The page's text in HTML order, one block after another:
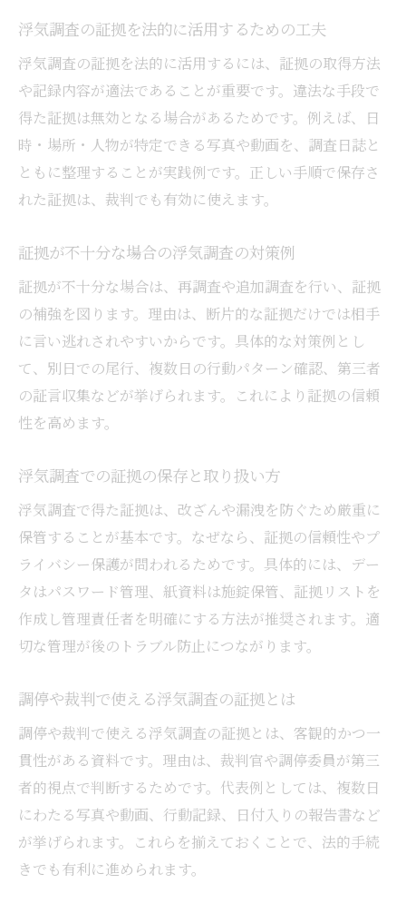
浮気調査の証拠を法的に活用するための工夫
浮気調査の証拠を法的に活用するには、証拠の取得方法
や記録内容が適法であることが重要です。違法な手段で
得た証拠は無効となる場合があるためです。例えば、日
時・場所・人物が特定できる写真や動画を、調査日誌と
ともに整理することが実践例です。正しい手順で保存さ
れた証拠は、裁判でも有効に使えます。
証拠が不十分な場合の浮気調査の対策例
証拠が不十分な場合は、再調査や追加調査を行い、証拠
の補強を図ります。理由は、断片的な証拠だけでは相手
に言い逃れされやすいからです。具体的な対策例とし
て、別日での尾行、複数日の行動パターン確認、第三者
の証言収集などが挙げられます。これにより証拠の信頼
性を高めます。
浮気調査での証拠の保存と取り扱い方
浮気調査で得た証拠は、改ざんや漏洩を防ぐため厳重に
保管することが基本です。なぜなら、証拠の信頼性やプ
ライバシー保護が問われるためです。具体的には、デー
タはパスワード管理、紙資料は施錠保管、証拠リストを
作成し管理責任者を明確にする方法が推奨されます。適
切な管理が後のトラブル防止につながります。
調停や裁判で使える浮気調査の証拠とは
調停や裁判で使える浮気調査の証拠とは、客観的かつ一
貫性がある資料です。理由は、裁判官や調停委員が第三
者的視点で判断するためです。代表例としては、複数日
にわたる写真や動画、行動記録、日付入りの報告書など
が挙げられます。これらを揃えておくことで、法的手続
きでも有利に進められます。